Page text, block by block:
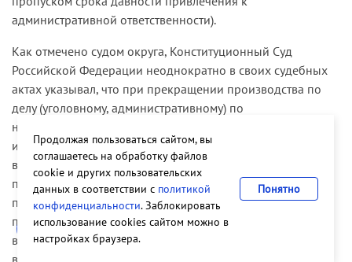
административной ответственности).
Как отмечено судом округа, Конституционный Суд
Российской Федерации неоднократно в своих судебных
актах указывал, что при прекращении производства по
делу (уголовному, административному) по
нереабилитирующим основаниям лицо, которому
инкриминируется противоправное деяние, должно иметь
возможность путем обращения в суд реализовать свое
право на судебную защиту, а суд в свою очередь —
проверить и оценить законность и обоснованность
принятых по делу решений, в которых зафиксированы
выдвинутые в отношении лица подозрение, обвинение, и
в случае установления фактов, подтверждающих
Продолжая пользоваться сайтом, вы
соглашаетесь на обработку файлов
cookie и других пользовательских
данных в соответствии с политикой
конфиденциальности. Заблокировать
использование cookies сайтом можно в
настройках браузера.
Понятно